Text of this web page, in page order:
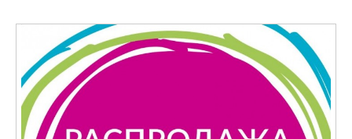
• Футболки и майки
• Комбинезоны
• Куртки и пальто
• Джинсы и брюки
• Леггинсы
• Колготки и носки
• Джемперы и жакеты